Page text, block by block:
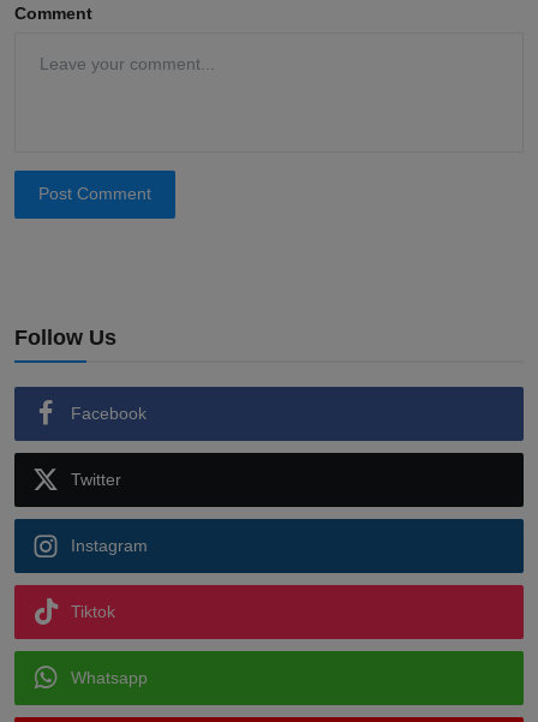
Comment
Post Comment
Follow Us
Facebook
Twitter
Instagram
Tiktok
Whatsapp